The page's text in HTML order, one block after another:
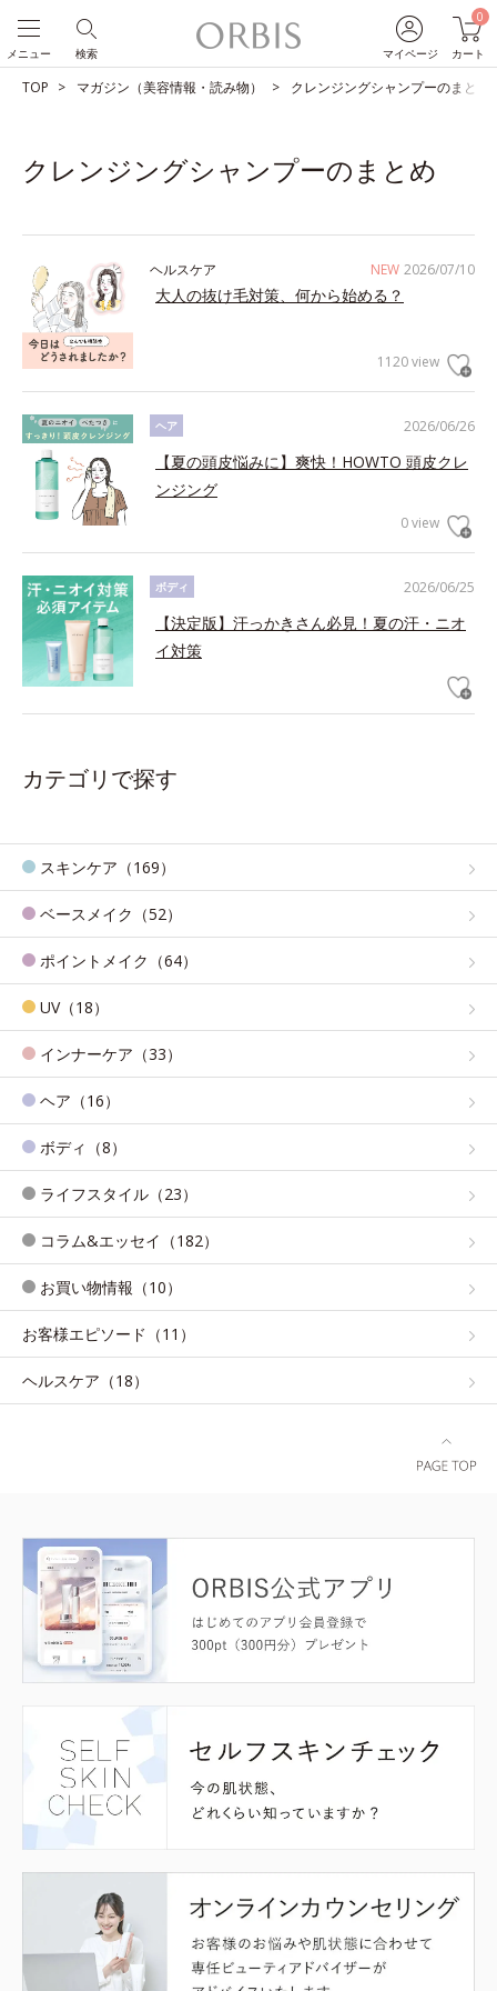
マイページ
0
カート
検索
メニュー
TOP マガジン（美容情報・読み物） クレンジングシャンプーのまとめ
クレンジングシャンプーのまとめ
NEW 2026/07/10
ヘルスケア
大人の抜け毛対策、何から始める？
1120 view
2026/06/26
ヘア
【夏の頭皮悩みに】爽快！HOWTO 頭皮クレ
ンジング
0 view
2026/06/25
ボディ
【決定版】汗っかきさん必見！夏の汗・ニオ
イ対策
カテゴリで探す
スキンケア（169）
ベースメイク（52）
ポイントメイク（64）
UV（18）
インナーケア（33）
ヘア（16）
ボディ（8）
ライフスタイル（23）
コラム&エッセイ（182）
お買い物情報（10）
お客様エピソード（11）
ヘルスケア（18）